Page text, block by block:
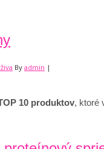
By admin |
10 produktov, ktoré